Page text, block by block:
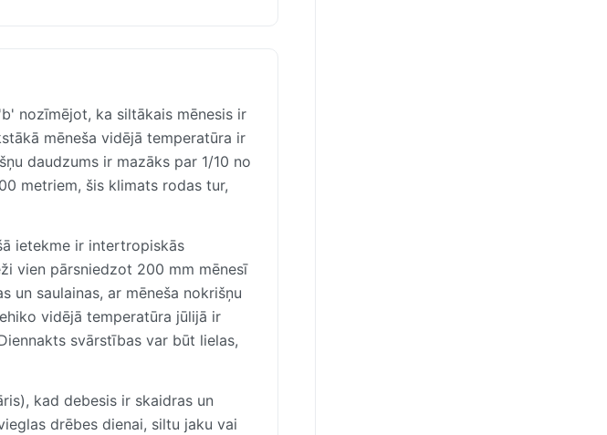
nozīmējot, ka siltākais mēnesis ir
mēneša vidējā temperatūra ir
daudzums ir mazāks par 1/10 no
metriem, šis klimats rodas tur,
ietekme ir intertropiskās
vien pārsniedzot 200 mm mēnesī
un saulainas, ar mēneša nokrišņu
vidējā temperatūra jūlijā ir
svārstības var būt lielas,
kad debesis ir skaidras un
drēbes dienai, siltu jaku vai